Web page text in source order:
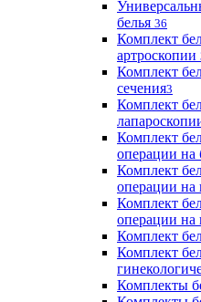
белья 36
Комплект
артроскопии
Комплект
сечения3
Комплект
Комплект
операции на
Комплект
операции на
Комплект
операции на
Комплект
Комплект
Комплекты